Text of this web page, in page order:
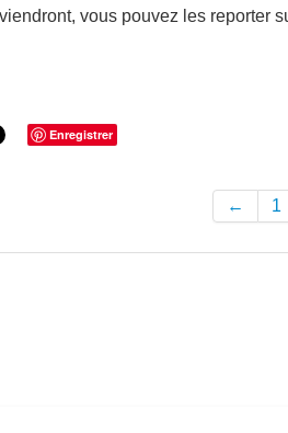
vous pouvez les reporter
Enregistrer
← 1